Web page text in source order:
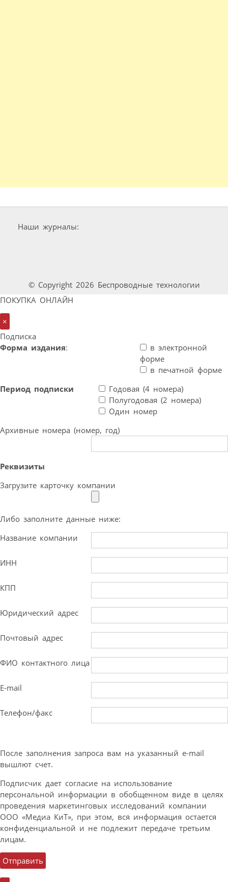
Наши журналы:
© Copyright 2026 Беспроводные технологии
ПОКУПКА ОНЛАЙН
×
Подписка
Форма издания:
в электронной
форме
в печатной форме
Период подписки
Годовая (4 номера)
Полугодовая (2 номера)
Один номер
Архивные номера (номер, год)
Реквизиты
Загрузите карточку компании
Либо заполните данные ниже:
Название компании
ИНН
КПП
Юридический адрес
Почтовый адрес
ФИО контактного лица
E-mail
Телефон/факс
После заполнения запроса вам на указанный e-mail
вышлют счет.
Подписчик дает согласие на использование
персональной информации в обобщенном виде в целях
проведения маркетинговых исследований компании
ООО «Медиа КиТ», при этом, вся информация остается
конфиденциальной и не подлежит передаче третьим
лицам.